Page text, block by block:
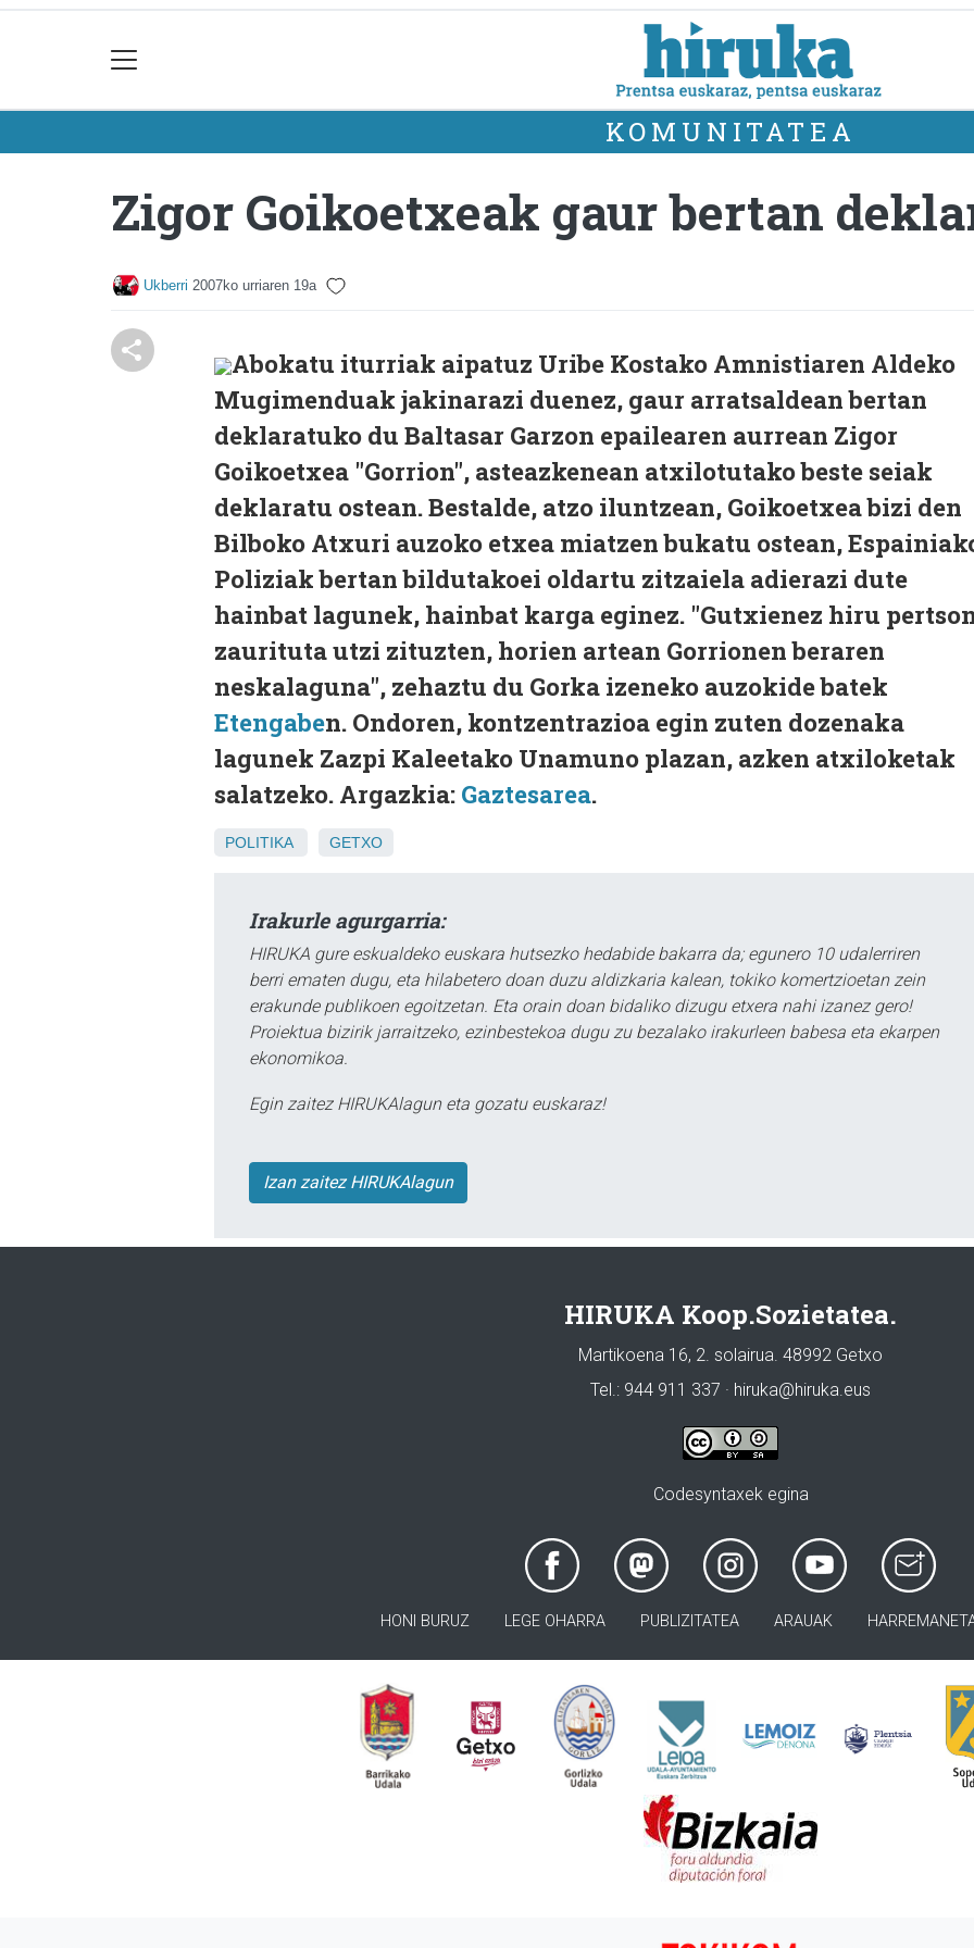
KOMUNITATEA
Zigor Goikoetxeak gaur bertan
Ukberri 2007ko urriaren 19a
Abokatu iturriak aipatuz Uribe Kostako Amnistiaren Aldeko
Mugimenduak jakinarazi duenez, gaur arratsaldean bertan
deklaratuko du Baltasar Garzon epailearen aurrean Zigor
Goikoetxea "Gorrion", asteazkenean atxilotutako beste seiak
deklaratu ostean. Bestalde, atzo iluntzean, Goikoetxea bizi den
Bilboko Atxuri auzoko etxea miatzen bukatu ostean,
Poliziak bertan bildutakoei oldartu zitzaiela adierazi dute
hainbat lagunek, hainbat karga eginez. "Gutxienez hiru
zaurituta utzi zituzten, horien artean Gorrionen beraren
neskalaguna", zehaztu du Gorka izeneko auzokide batek
Etengaben. Ondoren, kontzentrazioa egin zuten dozenaka
lagunek Zazpi Kaleetako Unamuno plazan, azken atxiloketak
salatzeko. Argazkia: Gaztesarea.
POLITIKA GETXO
Irakurle agurgarria:
HIRUKA gure eskualdeko euskara hutsezko hedabide bakarra da; egunero 10 udalerriren
berri ematen dugu, eta hilabetero doan duzu aldizkaria kalean, tokiko komertzioetan zein
erakunde publikoen egoitzetan. Eta orain doan bidaliko dizugu etxera nahi izanez gero!
Proiektua bizirik jarraitzeko, ezinbestekoa dugu zu bezalako irakurleen babesa eta ekarpen
ekonomikoa.
Egin zaitez HIRUKAlagun eta gozatu euskaraz!
Izan zaitez HIRUKAlagun
HIRUKA Koop.Sozietatea.
Martikoena 16, 2. solairua. 48992 Getxo
Tel.: 944 911 337 · hiruka@hiruka.eus
Codesyntaxek egina
HONI BURUZ LEGE OHARRA PUBLIZITATEA ARAUAK